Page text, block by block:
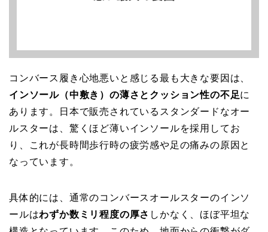
コンバース履き心地悪いと感じる最も大きな要因は、
インソール（中敷き）の薄さとクッション性の不足に
あります。日本で販売されているスタンダードなオー
ルスターは、驚くほど薄いインソールを採用してお
り、これが長時間歩行時の疲労感や足の痛みの原因と
なっています。
具体的には、通常のコンバースオールスターのインソ
ールはわずか数ミリ程度の厚さ しかなく、ほぼ平坦な